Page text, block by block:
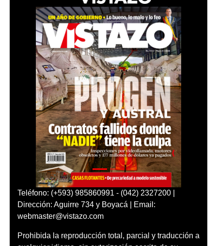
Teléfono: (+593) 985860991 - (042) 2327200 |
Dirección: Aguirre 734 y Boyacá | Email:
webmaster@vistazo.com
Prohibida la reproducción total, parcial y traducción a